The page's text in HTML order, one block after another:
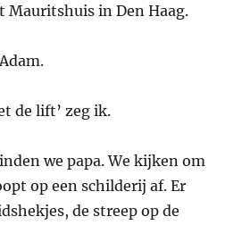
Mauritshuis in Den Haag.
de lift’ zeg ik.
we papa. We kijken om
op een schilderij af. Er
de streep op de